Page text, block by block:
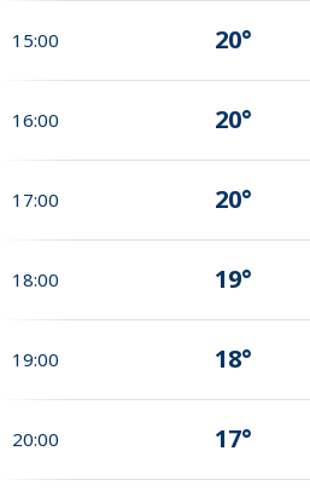
15:00 20°
16:00 20°
17:00 20°
18:00 19°
19:00 18°
20:00 17°